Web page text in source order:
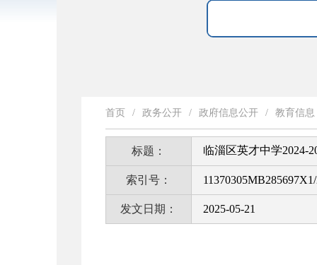
首页 / 政务公开 / 政府信息公开 / 教育信息
标题： 临淄区英才中学2024-
索引号：
发文日期： 2025-05-21